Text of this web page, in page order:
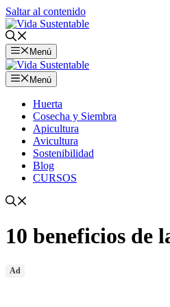
Saltar al contenido
Menú
Menú
Huerta
Cosecha y Siembra
Apicultura
Avicultura
Sostenibilidad
Blog
CURSOS
10 beneficios de
Ad